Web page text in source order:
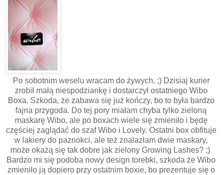
Po sobotnim weselu wracam do żywych. ;) Dzisiaj kurier
zrobił małą niespodziankę i dostarczył ostatniego Wibo
Boxa. Szkoda, że zabawa się już kończy, bo to była bardzo
fajna przygoda. Do tej pory miałam chyba tylko zieloną
maskarę Wibo, ale po boxach wiele się zmieniło i będę
częściej zaglądać do szaf Wibo i Lovely. Ostatni box obfituje
w lakiery do paznokci, ale też znalazłam dwie maskary,
może okażą się tak dobre jak zielony Growing Lashes? ;)
Bardzo mi się podoba nowy design torebki, szkoda że Wibo
zmieniło ją dopiero przy ostatnim boxie, bo prezentuje się o